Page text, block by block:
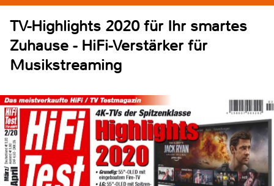
TV-Highlights 2020 für Ihr smartes
Zuhause - HiFi-Verstärker für
Musikstreaming